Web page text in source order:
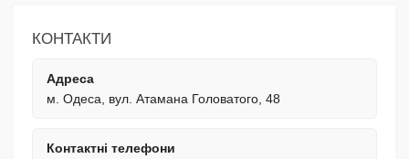
КОНТАКТИ
Адреса
м. Одеса, вул. Атамана Головатого, 48
Контактні телефони